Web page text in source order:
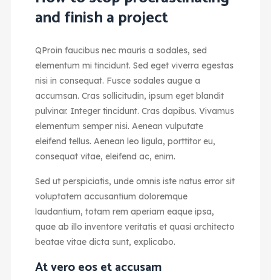
and finish a project
QProin faucibus nec mauris a sodales, sed
elementum mi tincidunt. Sed eget viverra egestas
nisi in consequat. Fusce sodales augue a
accumsan. Cras sollicitudin, ipsum eget blandit
pulvinar. Integer tincidunt. Cras dapibus. Vivamus
elementum semper nisi. Aenean vulputate
eleifend tellus. Aenean leo ligula, porttitor eu,
consequat vitae, eleifend ac, enim.
Sed ut perspiciatis, unde omnis iste natus error sit
voluptatem accusantium doloremque
laudantium, totam rem aperiam eaque ipsa,
quae ab illo inventore veritatis et quasi architecto
beatae vitae dicta sunt, explicabo.
At vero eos et accusam